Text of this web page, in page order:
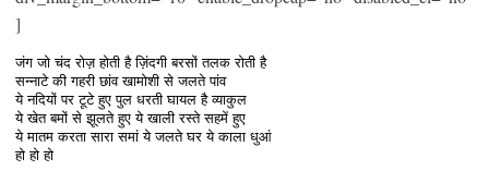
]
जंग जो चंद रोज़ होती है ज़िंदगी बरसों तलक रोती है
सन्नाटे की गहरी छांव खामोशी से जलते पांव
ये नदियों पर टूटे हुए पुल धरती घायल है व्याकुल
ये खेत बमों से झूलते हुए ये खाली रस्ते सहमें हुए
ये मातम करता सारा समां ये जलते घर ये काला धुआं
हो हो हो